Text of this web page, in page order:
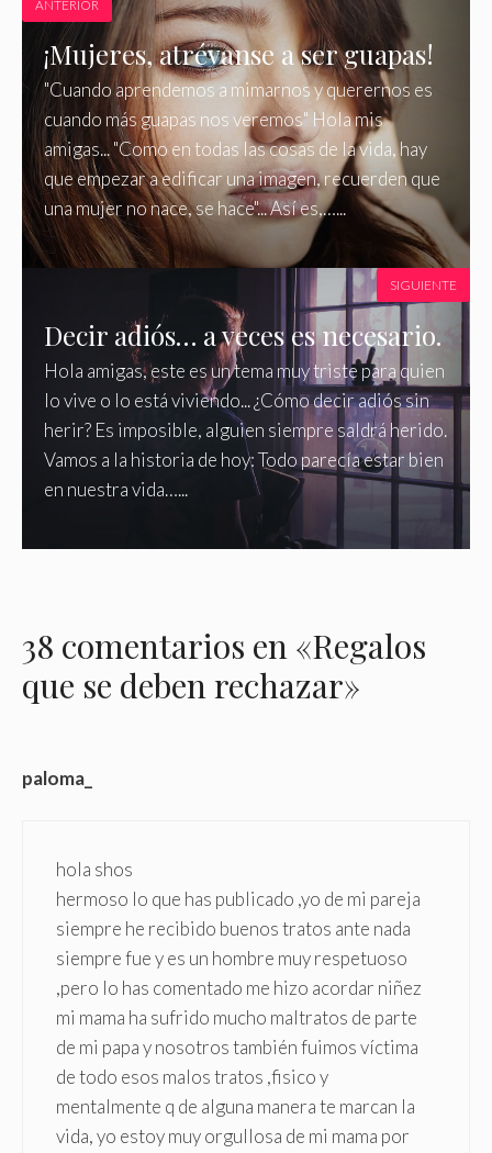
ANTERIOR
¡Mujeres, atrévanse a ser guapas!
"Cuando aprendemos a mimarnos y querernos es
cuando más guapas nos veremos" Hola mis
amigas... "Como en todas las cosas de la vida, hay
que empezar a edificar una imagen, recuerden que
una mujer no nace, se hace"... Así es,…...
Decir adiós… a veces es necesario.
Hola amigas, este es un tema muy triste para quien
lo vive o lo está viviendo... ¿Cómo decir adiós sin
herir? Es imposible, alguien siempre saldrá herido.
Vamos a la historia de hoy: Todo parecía estar bien
en nuestra vida…...
SIGUIENTE
38 comentarios en «Regalos
que se deben rechazar»
paloma_
hola shos
hermoso lo que has publicado ,yo de mi pareja
siempre he recibido buenos tratos ante nada
siempre fue y es un hombre muy respetuoso
,pero lo has comentado me hizo acordar niñez
mi mama ha sufrido mucho maltratos de parte
de mi papa y nosotros también fuimos víctima
de todo esos malos tratos ,fisico y
mentalmente q de alguna manera te marcan la
vida, yo estoy muy orgullosa de mi mama por